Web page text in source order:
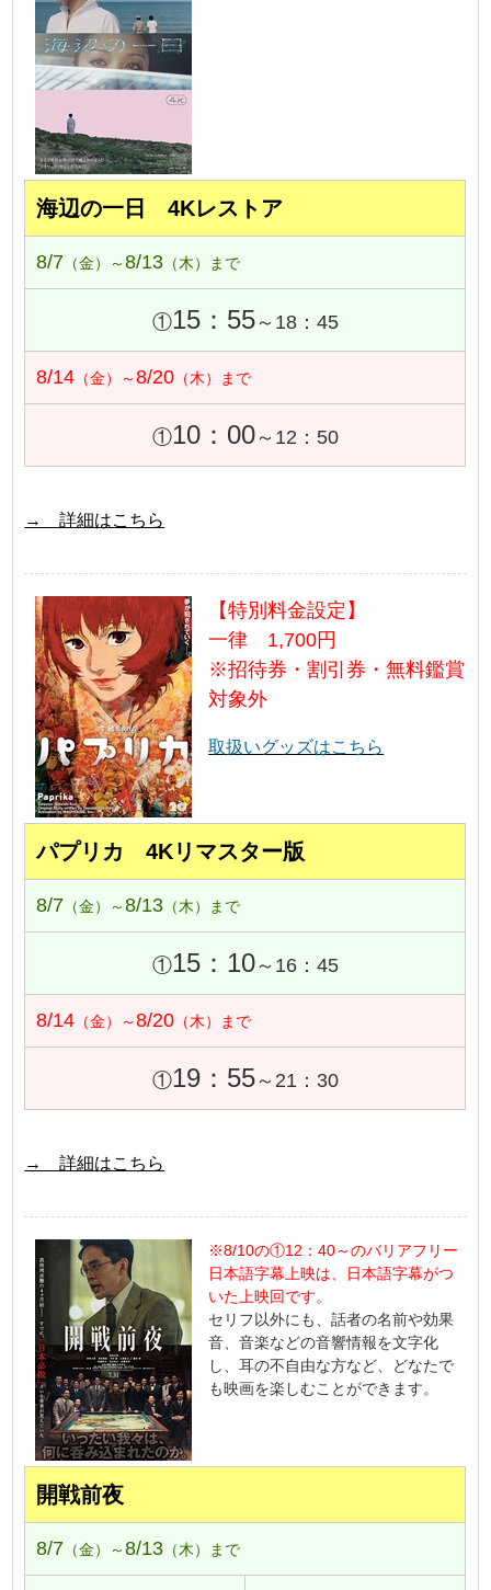
海辺の一日 4Kレストア
8/7 （金）～8/13 （木）まで
①15：55～18：45
8/14 （金）～8/20 （木）まで
①10：00～12：50
→ 詳細はこちら
【特別料金設定】
一律 1,700円
※招待券・割引券・無料鑑賞
対象外
取扱いグッズはこちら
パプリカ 4Kリマスター版
8/7 （金）～8/13 （木）まで
①15：10～16：45
8/14 （金）～8/20 （木）まで
①19：55～21：30
→ 詳細はこちら
※8/10の①12：40～のバリアフリー
日本語字幕上映は、日本語字幕がつ
いた上映回です。
セリフ以外にも、話者の名前や効果
音、音楽などの音響情報を文字化
し、耳の不自由な方など、どなたで
も映画を楽しむことができます。
開戦前夜
8/7 （金）～8/13 （木）まで